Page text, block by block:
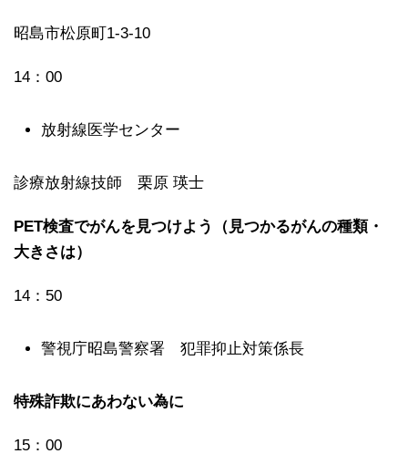
昭島市松原町1-3-10
14：00
放射線医学センター
診療放射線技師 栗原 瑛士
PET検査でがんを見つけよう（見つかるがんの種類・
大きさは）
14：50
警視庁昭島警察署 犯罪抑止対策係長
特殊詐欺にあわない為に
15：00